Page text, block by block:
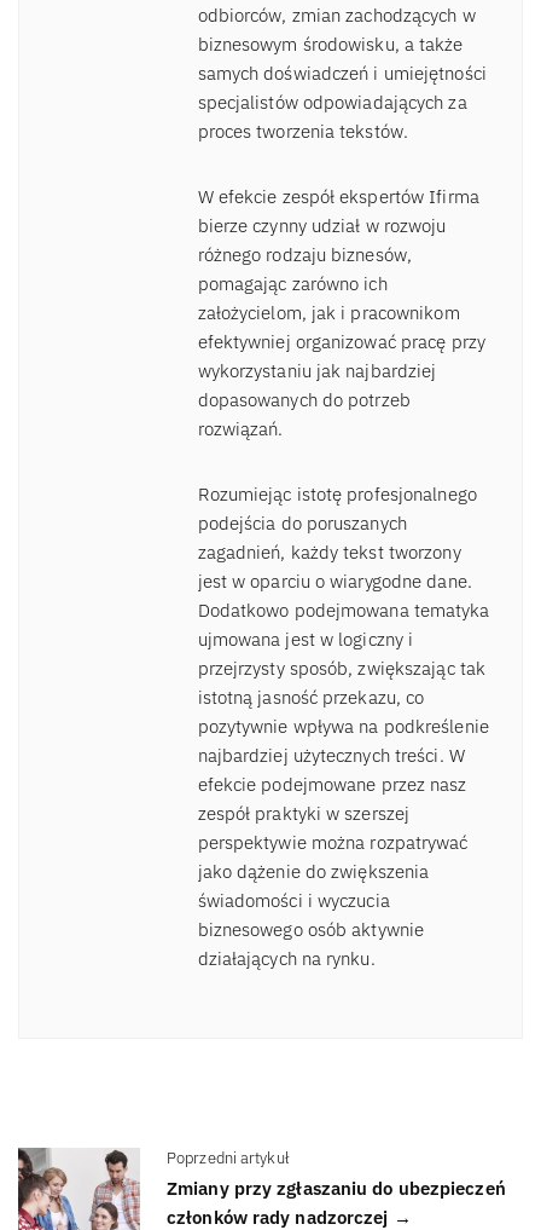
odbiorców, zmian zachodzących w
biznesowym środowisku, a także
samych doświadczeń i umiejętności
specjalistów odpowiadających za
proces tworzenia tekstów.
W efekcie zespół ekspertów Ifirma
bierze czynny udział w rozwoju
różnego rodzaju biznesów,
pomagając zarówno ich
założycielom, jak i pracownikom
efektywniej organizować pracę przy
wykorzystaniu jak najbardziej
dopasowanych do potrzeb
rozwiązań.
Rozumiejąc istotę profesjonalnego
podejścia do poruszanych
zagadnień, każdy tekst tworzony
jest w oparciu o wiarygodne dane.
Dodatkowo podejmowana tematyka
ujmowana jest w logiczny i
przejrzysty sposób, zwiększając tak
istotną jasność przekazu, co
pozytywnie wpływa na podkreślenie
najbardziej użytecznych treści. W
efekcie podejmowane przez nasz
zespół praktyki w szerszej
perspektywie można rozpatrywać
jako dążenie do zwiększenia
świadomości i wyczucia
biznesowego osób aktywnie
działających na rynku.
Poprzedni artykuł
Zmiany przy zgłaszaniu do ubezpieczeń
członków rady nadzorczej →